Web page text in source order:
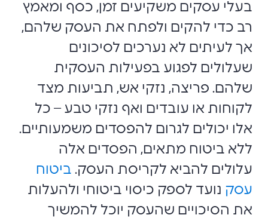
בעלי עסקים משקיעים זמן, כסף ומאמץ
רב כדי להקים ולפתח את העסק שלהם,
אך לעיתים לא נערכים לסיכונים
שעלולים לפגוע בפעילות העסקית
שלהם. פריצה, נזקי אש, תביעות מצד
לקוחות או עובדים ואף נזקי טבע – כל
אלו יכולים לגרום להפסדים משמעותיים.
ללא ביטוח מתאים, הפסדים אלה
עלולים להביא לקריסת העסק. ביטוח
עסק נועד לספק כיסוי ביטוחי ולהעלות
את הסיכויים שהעסק יוכל להמשיך